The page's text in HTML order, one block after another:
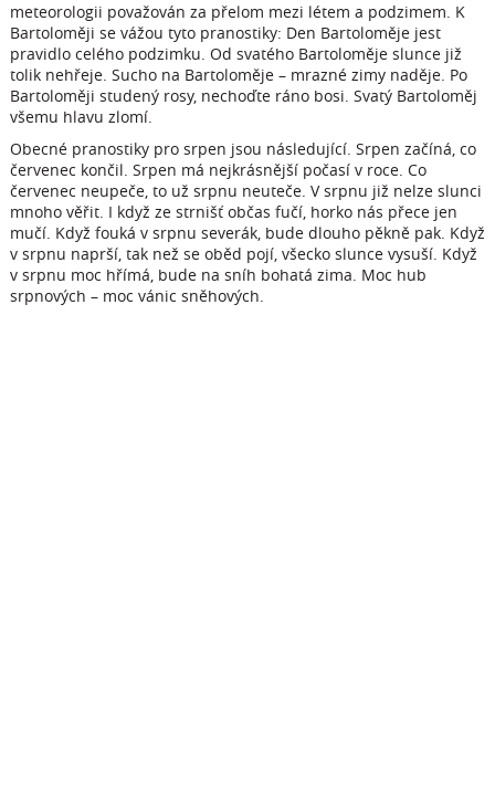
meteorologii považován za přelom mezi létem a podzimem. K
Bartoloměji se vážou tyto pranostiky: Den Bartoloměje jest
pravidlo celého podzimku. Od svatého Bartoloměje slunce již
tolik nehřeje. Sucho na Bartoloměje – mrazné zimy naděje. Po
Bartoloměji studený rosy, nechoďte ráno bosi. Svatý Bartoloměj
všemu hlavu zlomí.
Obecné pranostiky pro srpen jsou následující. Srpen začíná, co
červenec končil. Srpen má nejkrásnější počasí v roce. Co
červenec neupeče, to už srpnu neuteče. V srpnu již nelze slunci
mnoho věřit. I když ze strnišť občas fučí, horko nás přece jen
mučí. Když fouká v srpnu severák, bude dlouho pěkně pak. Když
v srpnu naprší, tak než se oběd pojí, všecko slunce vysuší. Když
v srpnu moc hřímá, bude na sníh bohatá zima. Moc hub
srpnových – moc vánic sněhových.